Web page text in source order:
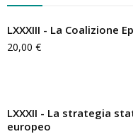
LXXXIII - La Coalizione
20,00 €
LXXXII - La strategia
europeo